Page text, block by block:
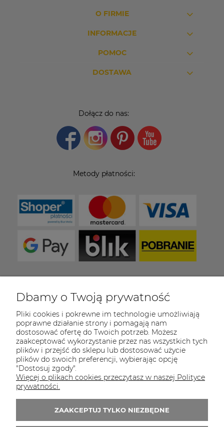
O FIRMIE
INFORMACJE
POMOC
DOSTAWA
Dołącz do nas:
Metody płatności:
COULEUR CARAMEL
Zapraszamy do kontaktu od poniedziałku do
piątku w godzinach 8:00 - 16:00
Tel.:
512-985-884
E-mail:sklep@couleurcaramel.pl
Zapisz się do
Otrzymasz powiadomienia o promocjach i
nowościach...i odbierzesz kupon o wartości 10
Dbamy o Twoją prywatność
Pliki cookies i pokrewne im technologie umożliwiają
poprawne działanie strony i pomagają nam
dostosować ofertę do Twoich potrzeb. Możesz
zaakceptować wykorzystanie przez nas wszystkich tych
plików i przejść do sklepu lub dostosować użycie
plików do swoich preferencji, wybierając opcję
"Dostosuj zgody".
Więcej o plikach cookies przeczytasz w naszej Polityce
prywatności.
ZAAKCEPTUJ TYLKO NIEZBĘDNE